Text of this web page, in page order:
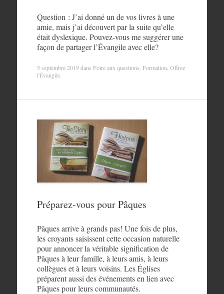
Question : J’ai donné un de vos livres à une
amie, mais j’ai découvert par la suite qu’elle
était dyslexique. Pouvez-vous me suggérer une
façon de partager l’Évangile avec elle?
5 septembre 2019dans Foire aux questions Formation Offrez
l'Évangile.
Préparez-vous pour Pâques
Pâques arrive à grands pas! Une fois de plus,
les croyants saisissent cette occasion naturelle
pour annoncer la véritable signification de
Pâques à leur famille, à leurs amis, à leurs
collègues et à leurs voisins. Les Églises
préparent aussi des événements en lien avec
Pâques pour leurs communautés.